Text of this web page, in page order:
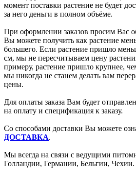
момент поставки растение не будет
за него деньги в полном объёме.
При оформлении заказов просим Вас
Вы можете получить как растение
большего. Если растение пришло
см, мы не пересчитываем цену
примеру, растение пришло крупнее,
мы никогда не станем делать вам
цены.
Для оплаты заказа Вам будет
на оплату и спецификация к заказу.
Со способами доставки Вы можете
ДОСТАВКА.
Мы всегда на связи с ведущими
Голландии, Германии, Бельгии, Чехии.